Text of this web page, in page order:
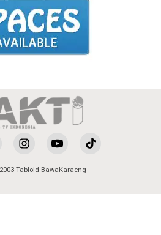
Tabloid BawaKaraeng